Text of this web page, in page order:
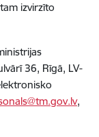
izvirzīto
36, Rīgā, LV-
,